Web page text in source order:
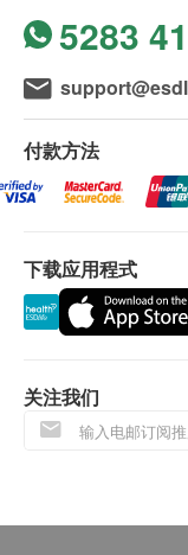
（由确认付款日
一般情况下，检
滙心脏及脑血管
体检中心听取医生
订购HPV疫苗之
功付款电邮后，
2个工作天内，致
客户必须于预约
认身份。
／或退款。
费用已包括注射
并不适合进行疫
HKD300，馀下
苗，将不设更改
星期六：9:00a.m. –
星期日及公众假期
5283
付款方法
下载应用程式
关注我们